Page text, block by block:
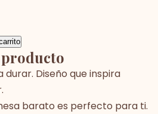
Diseño que inspira
barato es perfecto para ti.